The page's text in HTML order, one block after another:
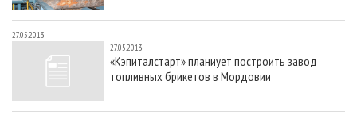
27.05.2013
27.05.2013
«Кэпиталстарт» планиует построить завод
топливных брикетов в Мордовии